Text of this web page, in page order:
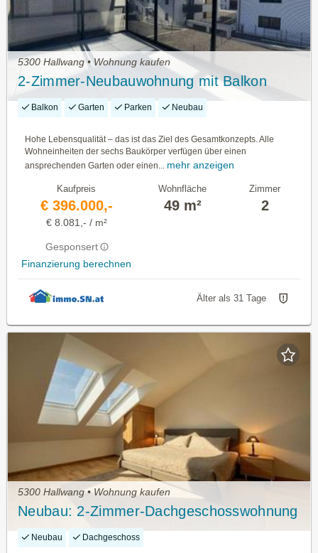
5300 Hallwang • Wohnung kaufen
2-Zimmer-Neubauwohnung mit Balkon
Balkon Garten Parken Neubau
Hohe Lebensqualität – das ist das Ziel des Gesamtkonzepts. Alle
Wohneinheiten der sechs Baukörper verfügen über einen
ansprechenden Garten oder einen...
mehr anzeigen
Kaufpreis
€ 396.000,-
€ 8.081,- / m²
Gesponsert
Finanzierung berechnen
Wohnfläche
49 m²
Zimmer
2
Älter als 31 Tage
5300 Hallwang • Wohnung kaufen
Neubau: 2-Zimmer-Dachgeschosswohnung
Neubau Dachgeschoss